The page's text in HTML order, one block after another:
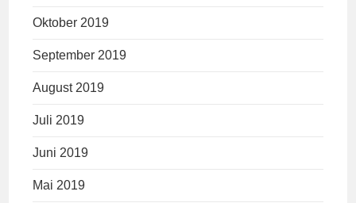
Oktober 2019
September 2019
August 2019
Juli 2019
Juni 2019
Mai 2019